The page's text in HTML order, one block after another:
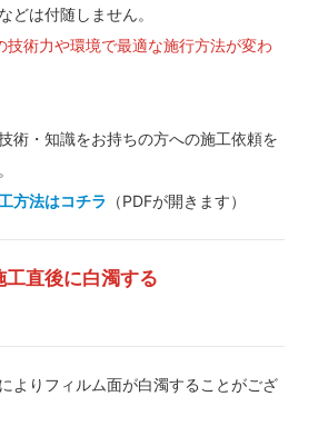
どは付随しません。
技術力や環境で最適な施行方法が変わ
術・知識をお持ちの方への施工依頼を
方法はコチラ （PDFが開きます）
工直後に白濁する
よりフィルム面が白濁することがござ